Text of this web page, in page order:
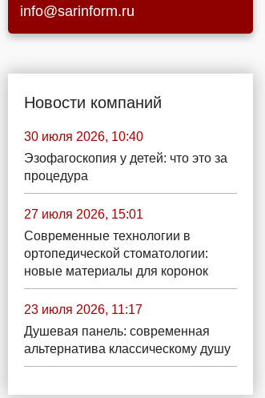
info@sarinform.ru
Новости компаний
30 июля 2026, 10:40
Эзофагоскопия у детей: что это за
процедура
27 июля 2026, 15:01
Современные технологии в
ортопедической стоматологии:
новые материалы для коронок
23 июля 2026, 11:17
Душевая панель: современная
альтернатива классическому душу